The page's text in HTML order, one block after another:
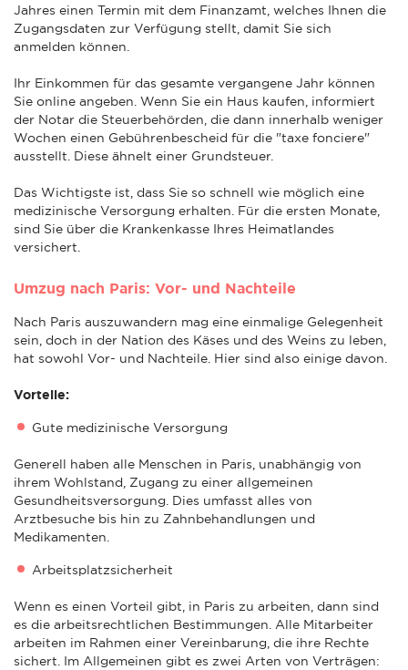
Jahres einen Termin mit dem Finanzamt, welches Ihnen die
Zugangsdaten zur Verfügung stellt, damit Sie sich
anmelden können.
Ihr Einkommen für das gesamte vergangene Jahr können
Sie online angeben. Wenn Sie ein Haus kaufen, informiert
der Notar die Steuerbehörden, die dann innerhalb weniger
Wochen einen Gebührenbescheid für die "taxe fonciere"
ausstellt. Diese ähnelt einer Grundsteuer.
Das Wichtigste ist, dass Sie so schnell wie möglich eine
medizinische Versorgung erhalten. Für die ersten Monate,
sind Sie über die Krankenkasse Ihres Heimatlandes
versichert.
Umzug nach Paris: Vor- und Nachteile
Nach Paris auszuwandern mag eine einmalige Gelegenheit
sein, doch in der Nation des Käses und des Weins zu leben,
hat sowohl Vor- und Nachteile. Hier sind also einige davon.
Vorteile:
Gute medizinische Versorgung
Generell haben alle Menschen in Paris, unabhängig von
ihrem Wohlstand, Zugang zu einer allgemeinen
Gesundheitsversorgung. Dies umfasst alles von
Arztbesuche bis hin zu Zahnbehandlungen und
Medikamenten.
Arbeitsplatzsicherheit
Wenn es einen Vorteil gibt, in Paris zu arbeiten, dann sind
es die arbeitsrechtlichen Bestimmungen. Alle Mitarbeiter
arbeiten im Rahmen einer Vereinbarung, die ihre Rechte
sichert. Im Allgemeinen gibt es zwei Arten von Verträgen: